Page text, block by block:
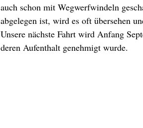
auch schon mit Wegwerfwindeln
abgelegen ist, wird es oft übersehen
Unsere nächste Fahrt wird Anfang
deren Aufenthalt genehmigt wurde.